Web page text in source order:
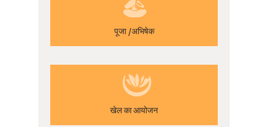
पूजा /अभिषेक
खेल का आयोजन